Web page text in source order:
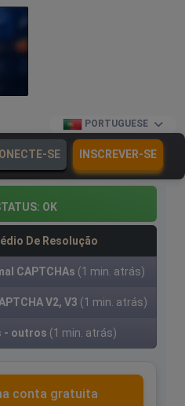
PORTUGUESE
SE INSCREVER-SE
OK
De Resolução
CAPTCHAs (1 min. atrás)
V2, V3 (1 min. atrás)
- outros (1 min. atrás)
conta gratuita